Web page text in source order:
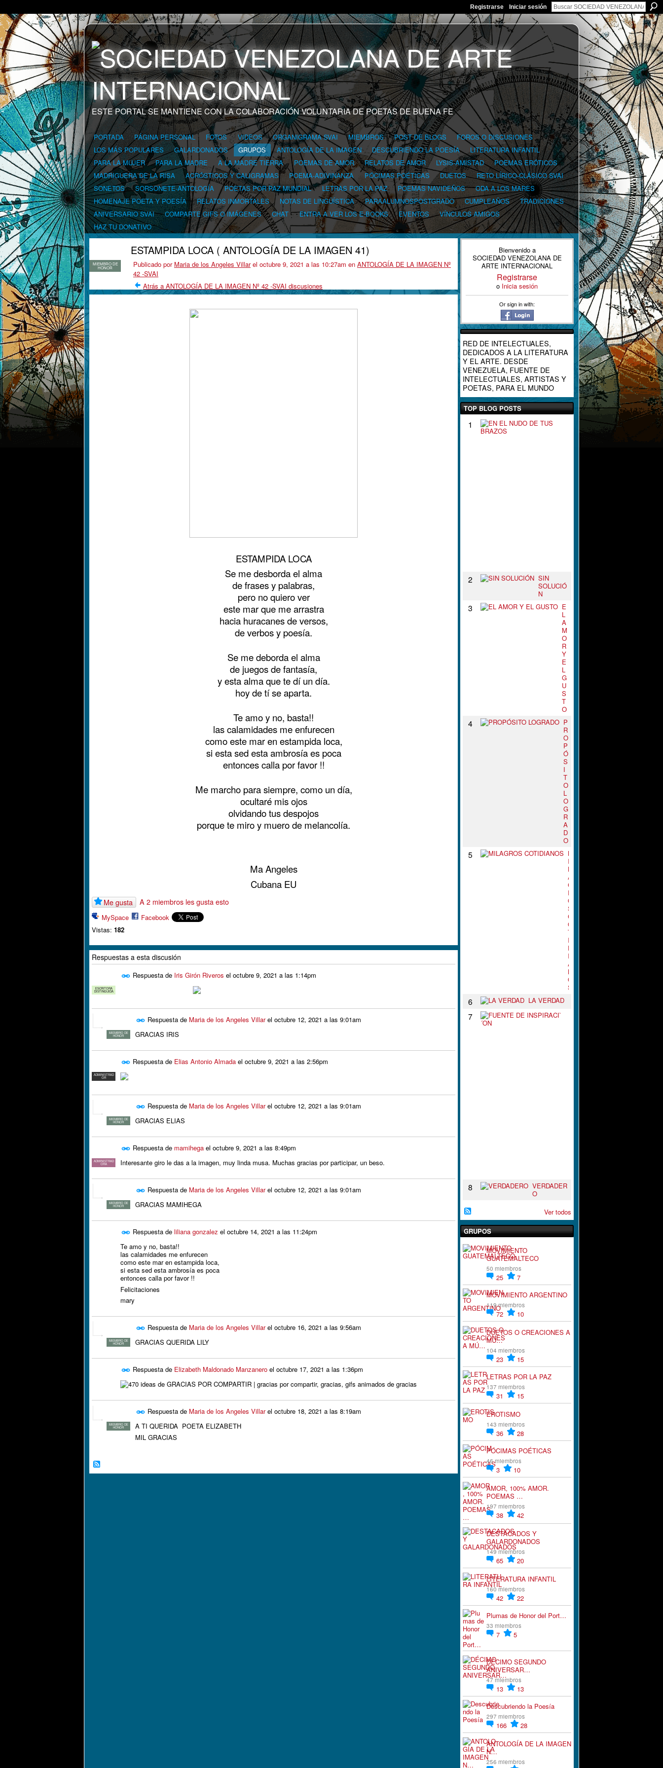
Registrarse Iniciar sesión
ESTE PORTAL SE MANTIENE CON LA COLABORACIÓN VOLUNTARIA DE POETAS DE BUENA FE
PORTADA PÁGINA PERSONAL FOTOS VIDEOS ORGANIGRAMA SVAI MIEMBROS POST DE BLOGS
FOROS O DISCUSIONES
LOS MÁS POPULARES
GALARDONADOS GRUPOS ANTOLOGÍA DE LA IMAGEN DESCUBRIENDO LA POESÍA
LITERATURA INFANTIL
PARA LA MUJER
PARA LA MADRE A LA MADRE TIERRA POEMAS DE AMOR RELATOS DE AMOR LYSIS-AMISTAD
POEMAS ERÓTICOS
MADRIGUERA DE LA RISA
ACRÓSTICOS Y CALIGRAMAS POEMA-ADIVINANZA PÓCIMAS POÉTICAS DUETOS
RETO LÍRICO-CLÁSICO SVAI
SONETOS
SORSONETE-ANTOLOGÍA POETAS POR PAZ MUNDIAL LETRAS POR LA PAZ POEMAS NAVIDEÑOS
ODA A LOS MARES
HOMENAJE POETA Y POESÍA
RELATOS INMORTALES NOTAS DE LINGÜÍSTICA PARAALUMNOSPOSTGRADO CUMPLEAÑOS
TRADICIONES
ANIVERSARIO SVAI
COMPARTE GIFS O IMÁGENES CHAT ENTRA A VER LOS E-BOOKS EVENTOS
VÍNCULOS AMIGOS
HAZ TU DONATIVO
MIEMBRO DE
HONOR
ESTAMPIDA LOCA ( ANTOLOGÍA DE LA IMAGEN 41)
Publicado por Maria de los Angeles Villarel octubre 9, 2021 a las 10:27am en ANTOLOGÍA DE LA IMAGEN Nº
42 -SVAI
Atrás a ANTOLOGÍA DE LA IMAGEN Nº 42 -SVAI discusiones
ESTAMPIDA LOCA
Se me desborda el alma
de frases y palabras,
pero no quiero ver
este mar que me arrastra
hacia huracanes de versos,
de verbos y poesía.
Se me deborda el alma
de juegos de fantasía,
y esta alma que te dí un día.
hoy de tí se aparta.
Te amo y no, basta!!
las calamidades me enfurecen
como este mar en estampida loca,
si esta sed esta ambrosía es poca
entonces calla por favor !!
Me marcho para siempre, como un día,
ocultaré mis ojos
olvidando tus despojos
porque te miro y muero de melancolía.
Ma Angeles
Cubana EU
Me gusta A 2 miembros les gusta esto
MySpace
Facebook
Vistas: 182
Respuestas a esta discusión
ESCRITORA
DISTINGUIDA
Respuesta de Iris Girón Riveros el octubre 9, 2021 a las 1:14pm
MIEMBRO DE
HONOR
Respuesta de Maria de los Angeles Villarel octubre 12, 2021 a las 9:01am
GRACIAS IRIS
ADMINISTRAD
OR
Respuesta de Elias Antonio Almada el octubre 9, 2021 a las 2:56pm
MIEMBRO DE
HONOR
Respuesta de Maria de los Angeles Villarel octubre 12, 2021 a las 9:01am
GRACIAS ELIAS
ADMINISTRAD
ORA
Respuesta de mamihega el octubre 9, 2021 a las 8:49pm
Interesante giro le das a la imagen, muy linda musa. Muchas gracias por participar, un beso.
MIEMBRO DE
HONOR
Respuesta de Maria de los Angeles Villarel octubre 12, 2021 a las 9:01am
GRACIAS MAMIHEGA
Respuesta de liliana gonzalez el octubre 14, 2021 a las 11:24pm
Te amo y no, basta!!
las calamidades me enfurecen
como este mar en estampida loca,
si esta sed esta ambrosía es poca
entonces calla por favor !!
Felicitaciones
mary
MIEMBRO DE
HONOR
Respuesta de Maria de los Angeles Villarel octubre 16, 2021 a las 9:56am
GRACIAS QUERIDA LILY
Respuesta de Elizabeth Maldonado Manzanero el octubre 17, 2021 a las 1:36pm
MIEMBRO DE
HONOR
Respuesta de Maria de los Angeles Villarel octubre 18, 2021 a las 8:19am
A TI QUERIDA POETA ELIZABETH
MIL GRACIAS
Bienvenido a
SOCIEDAD VENEZOLANA DE
ARTE INTERNACIONAL
Registrarse
o Inicia sesión
Or sign in with:
RED DE INTELECTUALES,
DEDICADOS A LA LITERATURA
Y EL ARTE. DESDE
VENEZUELA, FUENTE DE
INTELECTUALES, ARTISTAS Y
POETAS, PARA EL MUNDO
TOP BLOG POSTS
1
2
SIN
SOLUCIÓ
N
3
E
L
A
M
O
R
Y
E
L
G
U
S
T
O
4
P
R
O
P
Ó
S
I
T
O
L
O
G
R
A
D
O
5
M
I
L
A
G
R
O
S
C
O
T
I
D
I
A
N
O
6 LA VERDAD
7
8
VERDADER
O
Ver todos
GRUPOS
MOVIMIENTO
GUATEMALTECO
50 miembros
25
7
MOVIMIENTO ARGENTINO
119 miembros
72
10
DUETOS O CREACIONES A
MÚ…
104 miembros
23
15
LETRAS POR LA PAZ
137 miembros
31
15
EROTISMO
143 miembros
36
28
PÓCIMAS POÉTICAS
46 miembros
3
10
AMOR, 100% AMOR.
POEMAS …
197 miembros
38
42
DESTACADOS Y
GALARDONADOS
149 miembros
65
20
LITERATURA INFANTIL
160 miembros
42
22
Plumas de Honor del Port…
33 miembros
7 5
DÉCIMO SEGUNDO
ANIVERSAR…
47 miembros
13
13
Descubriendo la Poesía
297 miembros
166
28
ANTOLOGÍA DE LA IMAGEN
N…
256 miembros